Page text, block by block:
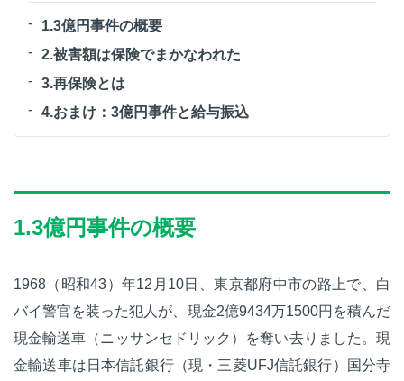
1.3億円事件の概要
2.被害額は保険でまかなわれた
3.再保険とは
4.おまけ：3億円事件と給与振込
1.3億円事件の概要
1968（昭和43）年12月10日、東京都府中市の路上で、白
バイ警官を装った犯人が、現金2億9434万1500円を積んだ
現金輸送車（ニッサンセドリック）を奪い去りました。現
金輸送車は日本信託銀行（現・三菱UFJ信託銀行）国分寺